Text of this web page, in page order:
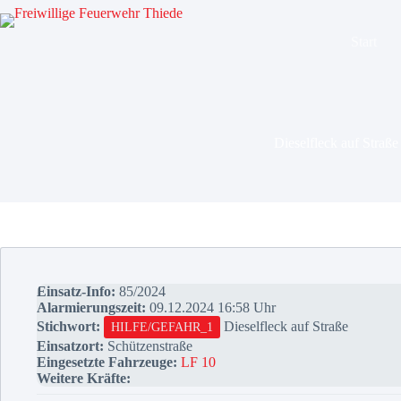
Zum
Inhalt
Einsatz-Info: 85/2024
Alarmierungszeit: 09.12.2024 16:58 Uhr
Stichwort:
HILFE/GEFAHR_1
Dieselfleck auf Straße
Einsatzort: Schützenstraße
Eingesetzte Fahrzeuge: LF 10
Weitere Kräfte: